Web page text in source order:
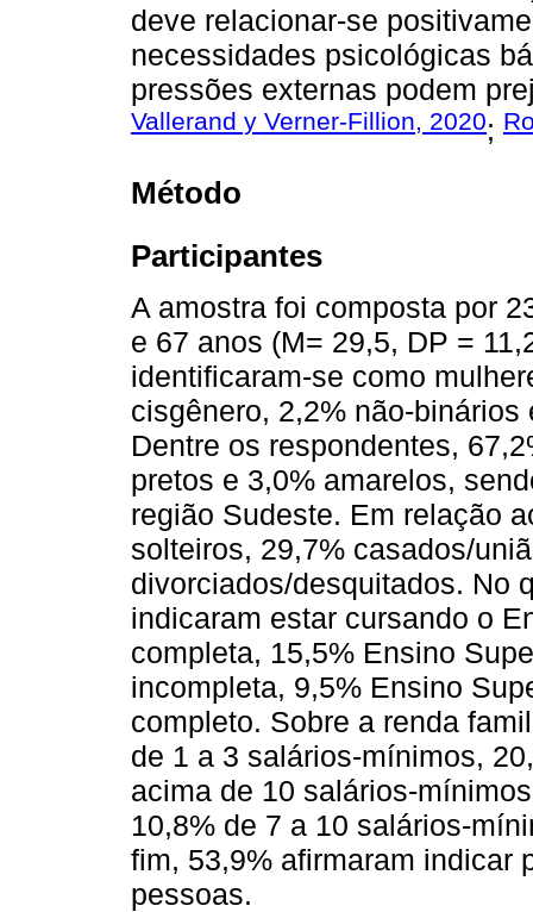
deve relacionar-se
necessidades psicológicas
pressões externas podem
Vallerand y Verner-Fillion, 2020;
Método
Participantes
A amostra foi composta por
e 67 anos (M= 29,5, DP =
identificaram-se como
cisgênero, 2,2% não-
Dentre os respondentes,
pretos e 3,0% amarelos,
região Sudeste. Em relação
solteiros, 29,7% casados/
divorciados/desquitados. No
indicaram estar cursando o
completa, 15,5% Ensino
incompleta, 9,5% Ensino
completo. Sobre a renda
de 1 a 3 salários-mínimos,
acima de 10 salários-
10,8% de 7 a 10 salários-
fim, 53,9% afirmaram indicar
pessoas.